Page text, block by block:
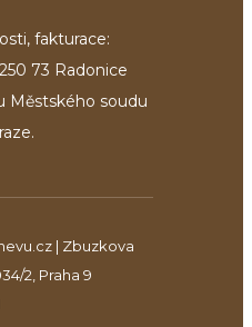
fakturace:
73 Radonice
Městského soudu
| Zbuzkova
2, Praha 9